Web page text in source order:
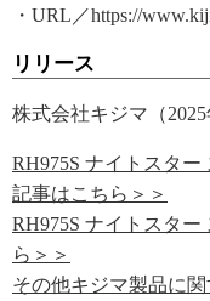
・URL／https://
リリース
株式会社キジマ（2025
RH975S ナイトスタ
記事はこちら＞＞
RH975S ナイトスタ
ら＞＞
その他キジマ製品に